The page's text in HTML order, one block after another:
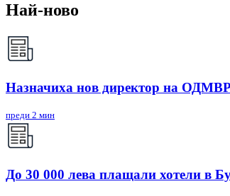
Най-ново
Назначиха нов директор на
преди 2 мин
До 30 000 лева плащали хотели в